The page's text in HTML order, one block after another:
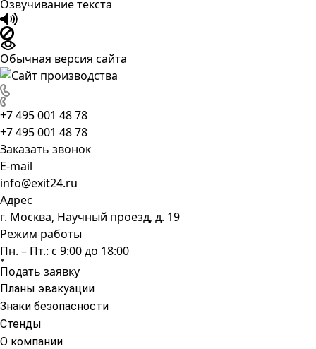
Озвучивание текста
Обычная версия сайта
+7 495 001 48 78
+7 495 001 48 78
Заказать звонок
E-mail
info@exit24.ru
Адрес
г. Москва, Научный проезд, д. 19
Режим работы
Пн. – Пт.: с 9:00 до 18:00
Подать заявку
Планы эвакуации
Знаки безопасности
Стенды
О компании